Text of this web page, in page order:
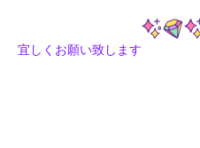
宜しくお願い致します